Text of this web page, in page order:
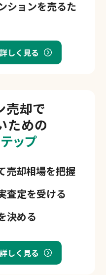
ションを売るた
しく見る
売却で
ための
ップ
売却相場を把握
査定を受ける
決める
しく見る